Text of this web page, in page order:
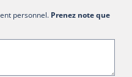
personnel. Prenez note que